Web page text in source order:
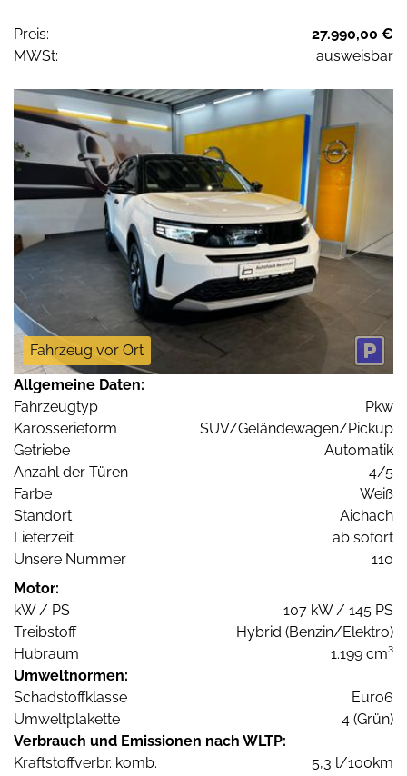
Preis:
27.990,00 €
MWSt:
ausweisbar
Fahrzeug vor Ort
Allgemeine Daten:
Fahrzeugtyp
Pkw
Karosserieform
SUV/Geländewagen/Pickup
Getriebe
Automatik
Anzahl der Türen
4/5
Farbe
Weiß
Standort
Aichach
Lieferzeit
ab sofort
Unsere Nummer
110
Motor:
kW / PS
107 kW / 145 PS
Treibstoff
Hybrid (Benzin/Elektro)
Hubraum
1.199 cm³
Umweltnormen:
Schadstoffklasse
Euro6
Umweltplakette
4 (Grün)
Verbrauch und Emissionen nach WLTP:
Kraftstoffverbr. komb.
5,3 l/100km